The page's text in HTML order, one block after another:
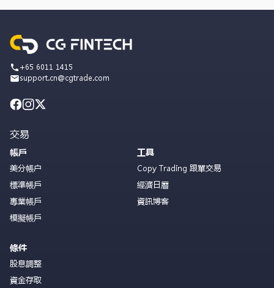
+65 6011 1415
support.cn@cgtrade.com
交易
帳戶
美分帳户
標準帳戶
專業帳戶
模擬帳戶
條件
股息調整
資金存取
工具
Copy Trading 跟單交易
經濟日曆
資訊博客